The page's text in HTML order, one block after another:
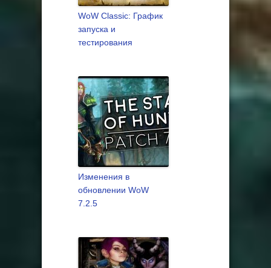
WoW Classic: График
запуска и
тестирования
Изменения в
обновлении WoW
7.2.5